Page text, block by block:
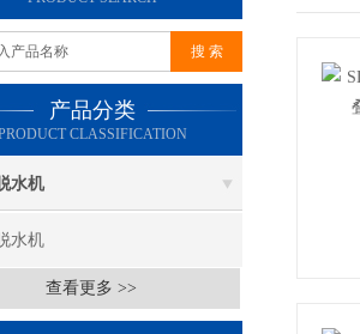
产品分类
CLASSIFICATION
水机
水机
查看更多 >>